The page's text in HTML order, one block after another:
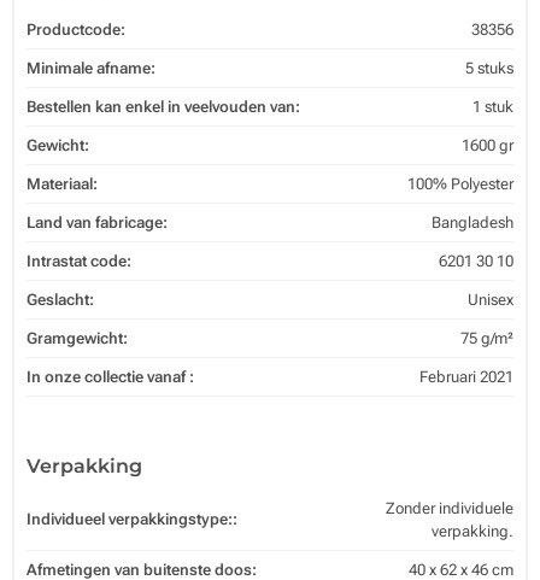
Productcode: 38356
Minimale afname: 5 stuks
Bestellen kan enkel in veelvouden van: 1 stuk
Gewicht: 1600 gr
Materiaal: 100% Polyester
Land van fabricage: Bangladesh
Intrastat code: 6201 30 10
Geslacht: Unisex
Gramgewicht: 75 g/m²
In onze collectie vanaf : Februari 2021
Verpakking
Individueel verpakkingstype::
Zonder individuele
verpakking.
Afmetingen van buitenste doos: 40 x 62 x 46 cm